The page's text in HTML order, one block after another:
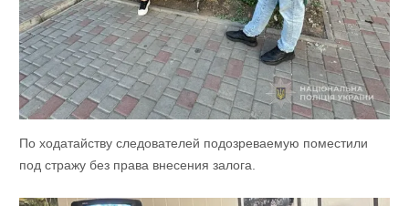
По ходатайству следователей подозреваемую поместили
под стражу без права внесения залога.